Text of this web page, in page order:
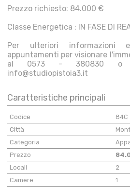
Prezzo richiesto: 84.000 €
Classe Energetica : IN FASE DI
Per ulteriori informazioni
appuntamenti per visionare
al 0573 - 380830 o
info@studiopistoia3.it
Caratteristiche principali
Codice
84C
Città
Categoria
Prezzo
Locali
2
Camere
1